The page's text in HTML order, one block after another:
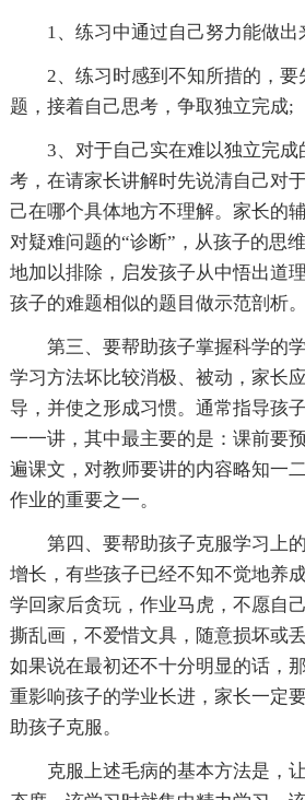
1、练习中通过自己努力能做出
2、练习时感到不知所措的，要
题，接着自己思考，争取独立完成;
3、对于自己实在难以独立完成
考，在请家长讲解时先说清自己对
己在哪个具体地方不理解。家长的
对疑难问题的“诊断”，从孩子的思
地加以排除，启发孩子从中悟出道
孩子的难题相似的题目做示范剖析。
第三、要帮助孩子掌握科学的学
学习方法坏比较消极、被动，家长
导，并使之形成习惯。通常指导孩
一一讲，其中最主要的是：课前要
遍课文，对教师要讲的内容略知一
作业的重要之一。
第四、要帮助孩子克服学习上的
增长，有些孩子已经不知不觉地养
学回家后贪玩，作业马虎，不愿自
撕乱画，不爱惜文具，随意损坏或
如果说在最初还不十分明显的话，
重影响孩子的学业长进，家长一定
助孩子克服。
克服上述毛病的基本方法是，让